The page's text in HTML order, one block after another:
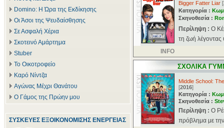
Domino: Η Ώρα της Εκδίκησης
Οι Άσοι της Ψευδαίσθησης
Σε Ασφαλή Χέρια
Σκοτεινό Αμάρτημα
Stuber
Το Οικοτροφείο
Καρό Νίντζα
Αγώνας Μέχρι Θανάτου
Ο Γάμος της Πρώην μου
ΣΥΣΚΕΥΕΣ ΕΞΟΙΚΟΝΟΜΙΣΗΣ ΕΝΕΡΓΕΙΑΣ
Bigger Fatter Liar [
Κατηγορία :
Σκηνοθεσία :
Περίληψη : Ο
τη ζωή λέγοντας
INFO
ΣΧΟΛΙΚΑ
Middle School:
[2016]
Κατηγορία :
Σκηνοθεσία :
Περίληψη : Ο
πρόβλημα με την